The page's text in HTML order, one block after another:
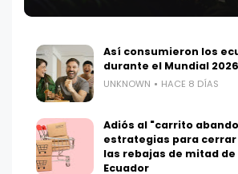
Así consumieron los
durante el Mundial 2026
UNKNOWN HACE 8 DÍAS
Adiós al "carrito
estrategias para
las rebajas de mitad de
Ecuador